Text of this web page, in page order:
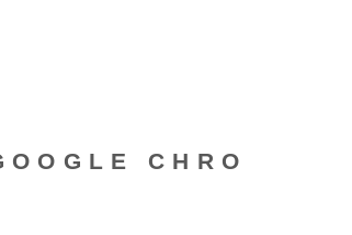
CHRO